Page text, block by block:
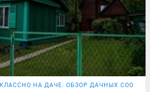
КЛАССНО НА ДАЧЕ. ОБЗОР ДАЧНЫХ